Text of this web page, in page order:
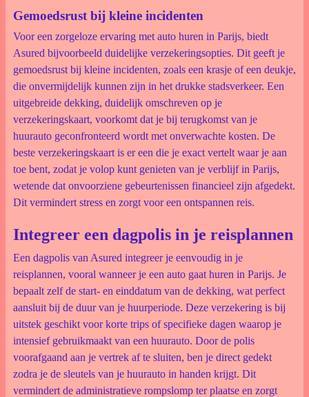
Gemoedsrust bij kleine incidenten
Voor een zorgeloze ervaring met auto huren in Parijs, biedt
Asured bijvoorbeeld duidelijke verzekeringsopties. Dit geeft je
gemoedsrust bij kleine incidenten, zoals een krasje of een deukje,
die onvermijdelijk kunnen zijn in het drukke stadsverkeer. Een
uitgebreide dekking, duidelijk omschreven op je
verzekeringskaart, voorkomt dat je bij terugkomst van je
huurauto geconfronteerd wordt met onverwachte kosten. De
beste verzekeringskaart is er een die je exact vertelt waar je aan
toe bent, zodat je volop kunt genieten van je verblijf in Parijs,
wetende dat onvoorziene gebeurtenissen financieel zijn afgedekt.
Dit vermindert stress en zorgt voor een ontspannen reis.
Integreer een dagpolis in je reisplannen
Een dagpolis van Asured integreer je eenvoudig in je
reisplannen, vooral wanneer je een auto gaat huren in Parijs. Je
bepaalt zelf de start- en einddatum van de dekking, wat perfect
aansluit bij de duur van je huurperiode. Deze verzekering is bij
uitstek geschikt voor korte trips of specifieke dagen waarop je
intensief gebruikmaakt van een huurauto. Door de polis
voorafgaand aan je vertrek af te sluiten, ben je direct gedekt
zodra je de sleutels van je huurauto in handen krijgt. Dit
vermindert de administratieve rompslomp ter plaatse en zorgt